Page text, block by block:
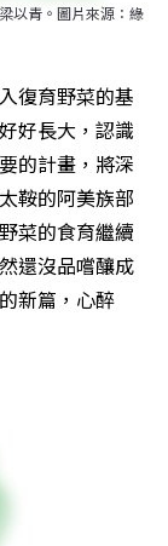
以青。圖片來源：綠
復育野菜的基
好長大，認識
的計畫，將深
鞍的阿美族部
菜的食育繼續
還沒品嚐釀成
新篇，心醉